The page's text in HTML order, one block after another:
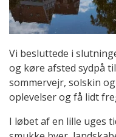
Vi besluttede i
og køre afsted sydpå
sommervejr, solskin
oplevelser og få lidt
I løbet af en lille uges